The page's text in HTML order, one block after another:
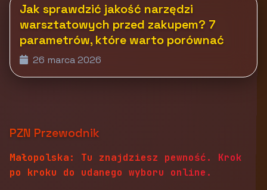
Jak sprawdzić jakość narzędzi
warsztatowych przed zakupem? 7
parametrów, które warto porównać
26 marca 2026
PZN Przewodnik
Małopolska: Tu znajdziesz pewność. Krok
po kroku do udanego wyboru online.